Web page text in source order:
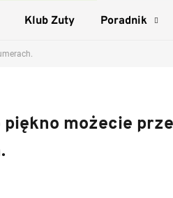
Klub Zuty Poradnik
możecie